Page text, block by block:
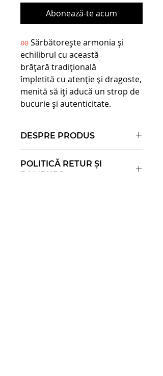
Abonează-te acum
ʚɞSărbătorește armonia și
echilibrul cu această
brățară tradițională
împletită cu atenție și dragoste,
menită să iți aducă un strop de
bucurie și autenticitate.
DESPRE PRODUS
POLITICĂ RETUR ȘI
RAMBURS